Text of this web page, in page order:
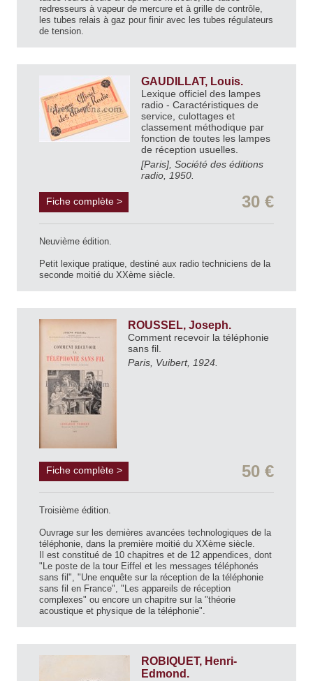
redresseurs à vapeur de mercure et à grille de contrôle,
les tubes relais à gaz pour finir avec les tubes régulateurs
de tension.
GAUDILLAT, Louis.
Lexique officiel des lampes
radio - Caractéristiques de
service, culottages et
classement méthodique par
fonction de toutes les lampes
de réception usuelles.
[Paris], Société des éditions
radio, 1950.
Fiche complète > 30 €
Neuvième édition.
Petit lexique pratique, destiné aux radio techniciens de la
seconde moitié du XXème siècle.
ROUSSEL, Joseph.
Comment recevoir la téléphonie
sans fil.
Paris, Vuibert, 1924.
Fiche complète > 50 €
Troisième édition.
Ouvrage sur les dernières avancées technologiques de la
téléphonie, dans la première moitié du XXème siècle.
Il est constitué de 10 chapitres et de 12 appendices, dont
"Le poste de la tour Eiffel et les messages téléphonés
sans fil", "Une enquête sur la réception de la téléphonie
sans fil en France", "Les appareils de réception
complexes" ou encore un chapitre sur la "théorie
acoustique et physique de la téléphonie".
ROBIQUET, Henri-
Edmond.